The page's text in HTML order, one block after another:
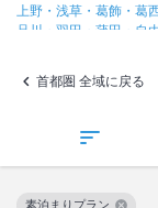
上野・浅草・葛飾・葛
品川・羽田・蒲田・自
町田・
首都圏 全域に戻る
素泊まりプラン